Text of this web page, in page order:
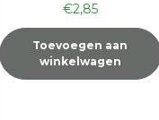
€2,85
Toevoegen aan
winkelwagen